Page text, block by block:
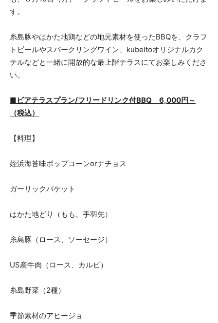
す。
糸島豚やはかた地鶏などの地元素材を使ったBBQを、クラフ
トビールやスパークリングワイン、kubeltoオリジナルカク
テルなどと一緒に開放的な最上階テラスにてお楽しみくださ
い。
■ビアテラスプラン/フリードリンク付BBQ 6,000円～
（税込）
【料理】
姪浜海苔味ポップコーンorナチョス
ガーリックバケット
はかた地どり（もも、手羽先）
糸島豚（ロース、ソーセージ）
US産牛肉（ロース、カルビ）
糸島野菜（2種）
季節素材のアヒージョ